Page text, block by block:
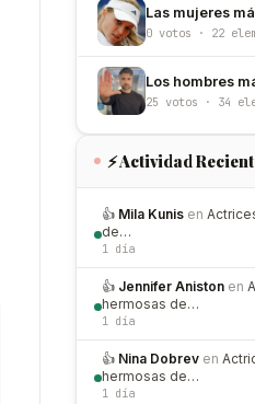
Las mujeres más
0 votos · 22
Los hombres más
25 votos · 34
⚡ Actividad
👍 Mila Kunis en
de…
1 día
👍 Jennifer Aniston en
hermosas de…
1 día
👍 Nina Dobrev en
hermosas de…
1 día